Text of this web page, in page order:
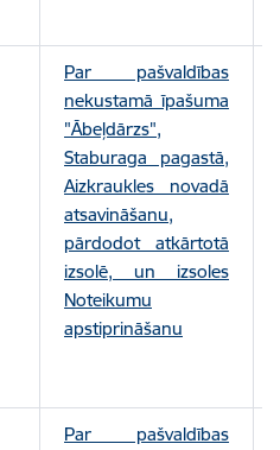
Par pašvaldības
nekustamā īpašuma
"Ābeļdārzs",
Staburaga pagastā,
Aizkraukles novadā
atsavināšanu,
pārdodot atkārtotā
izsolē, un izsoles
Noteikumu
apstiprināšanu
Par pašvaldības